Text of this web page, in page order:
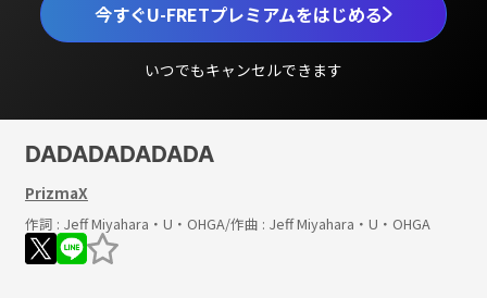
今すぐU-FRETプレミアムをはじめる
いつでもキャンセルできます
DADADADADADA
PrizmaX
作詞 : Jeff Miyahara・U・OHGA/作曲 : Jeff Miyahara・U・OHGA